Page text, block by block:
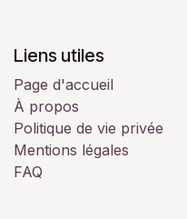
Liens utiles
Page d'accueil
À propos
Politique de vie privée
Mentions légales
FAQ